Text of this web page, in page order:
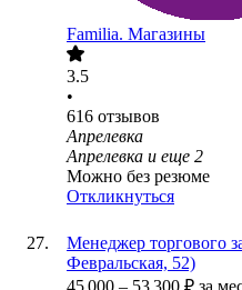
Familia. Магазины
3.5
•
616 отзывов
Апрелевка
Апрелевка и еще 2
Можно без резюме
Откликнуться
Менеджер торгового
Февральская, 52)